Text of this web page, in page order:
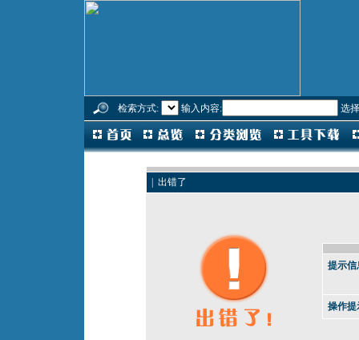
检索方式: 输入内容: 选
| 出错了
提示信
操作提